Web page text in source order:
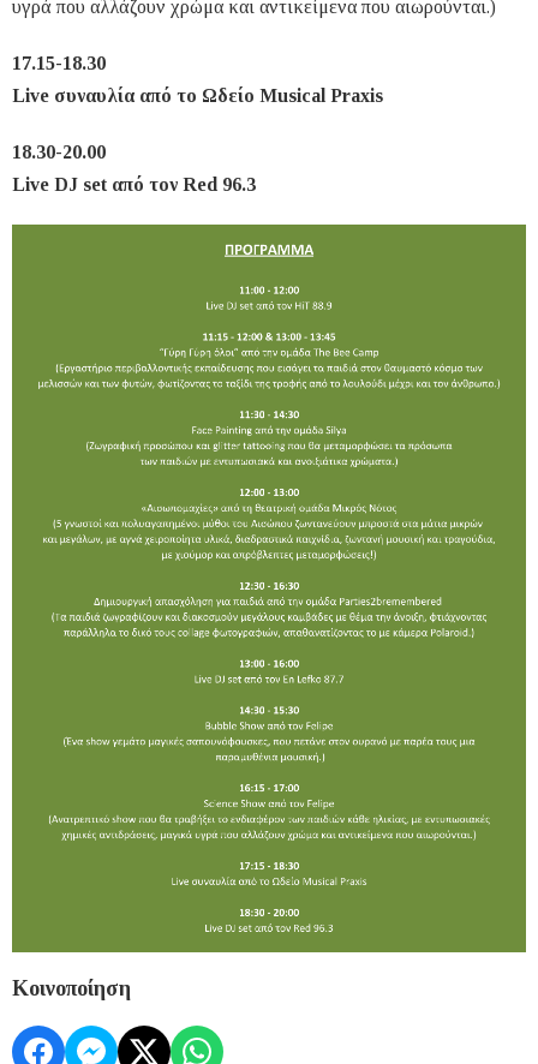
υγρά που αλλάζουν χρώμα και αντικείμενα που αιωρούνται.)
17.15-18.30
Live συναυλία από το Ωδείο Musical Praxis
18.30-20.00
Live DJ set από τον Red 96.3
Κοινοποίηση